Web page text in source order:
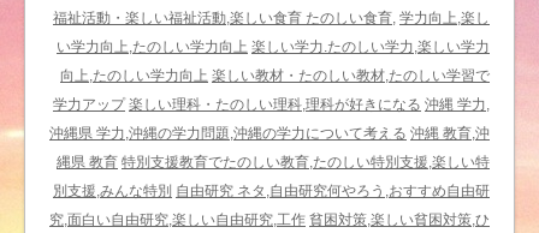
ぱ
い
咲
い
て
い
た
／
福祉活動・楽しい福祉活動,楽しい食育 たのしい食育, 学力向上,楽し
い学力向上,たのしい学力向上 楽しい学力.たのしい学力,楽しい学力
向上,たのしい学力向上 楽しい教材・たのしい教材,たのしい学習で
学力アップ 楽しい理科・たのしい理科,理科が好きになる 沖縄 学力,
沖縄県 学力,沖縄の学力問題,沖縄の学力について考える 沖縄 教育,沖
縄県 教育 特別支援教育でたのしい教育,たのしい特別支援,楽しい特
別支援,みんな特別 自由研究 ネタ,自由研究何やろう,おすすめ自由研
究,面白い自由研究,楽しい自由研究,工作 貧困対策,楽しい貧困対策,ひ